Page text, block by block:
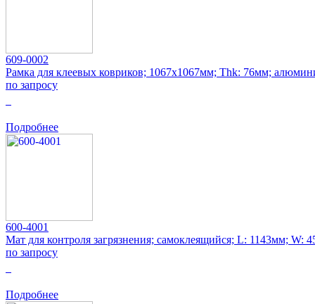
609-0002
Рамка для клеевых ковриков; 1067x1067мм; Thk: 76мм;
по запросу
Подробнее
600-4001
Мат для контроля загрязнения; самоклеящийся; L: 1143мм; W:
по запросу
Подробнее